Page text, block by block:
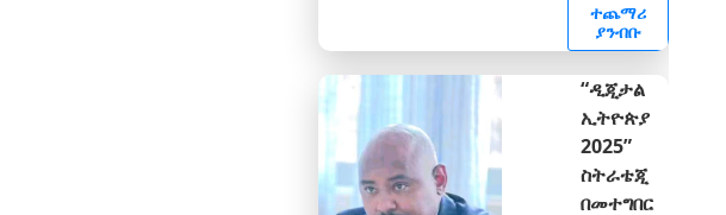
ተጨማሪ
ያንብቡ
“ዲጂታል
ኢትዮጵያ
2025”
ስትራቴጂ
በመተግበር